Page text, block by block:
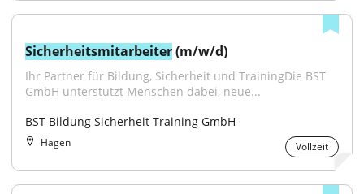
Sicherheitsmitarbeiter (m/w/d)
Ihr Partner für Bildung, Sicherheit und TrainingDie BST
GmbH unterstützt Menschen dabei, neue...
BST Bildung Sicherheit Training GmbH
Hagen Vollzeit